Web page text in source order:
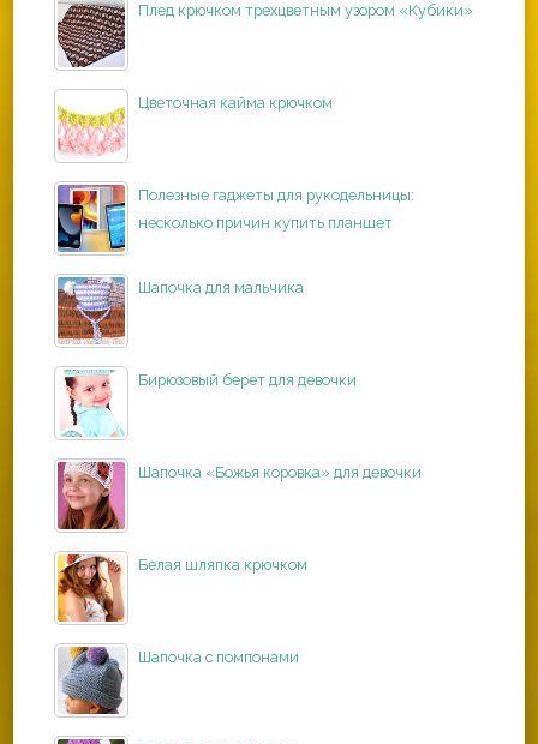
Плед крючком трехцветным узором «Кубики»
Цветочная кайма крючком
Полезные гаджеты для рукодельницы:
несколько причин купить планшет
Шапочка для мальчика
Бирюзовый берет для девочки
Шапочка «Божья коровка» для девочки
Белая шляпка крючком
Шапочка с помпонами